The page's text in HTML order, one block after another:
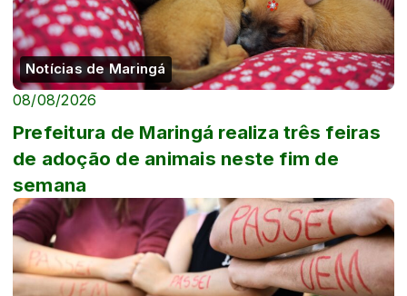
Notícias de Maringá
08/08/2026
Prefeitura de Maringá realiza três feiras
de adoção de animais neste fim de
semana